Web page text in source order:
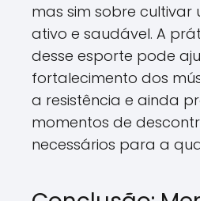
mas sim sobre cultivar
ativo e saudável. A
desse esporte pode
fortalecimento dos
a resistência e ainda
momentos de
necessários para a